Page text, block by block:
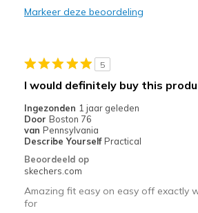
Feels true to width
Sizing
Feels half size too
View On Shoes
Shoes are for
Markeer deze beoordeling
5
I would definitely buy this
Ingezonden 1 jaar geleden
Door Boston 76
van Pennsylvania
Describe Yourself Practical
Beoordeeld op
skechers.com
Amazing fit easy on easy off exactly
for